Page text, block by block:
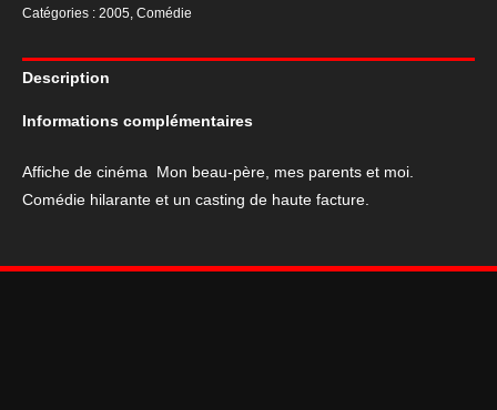
Mon
mes
parents
120*160
Catégories : 2005, Comédie
Description
Informations complémentaires
Affiche de cinéma Mon beau-père, mes parents et moi.
Comédie hilarante et un casting de haute facture.